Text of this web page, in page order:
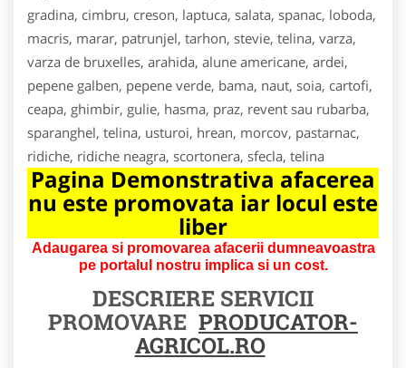
gradina, cimbru, creson, laptuca, salata, spanac, loboda,
macris, marar, patrunjel, tarhon, stevie, telina, varza,
varza de bruxelles, arahida, alune americane, ardei,
pepene galben, pepene verde, bama, naut, soia, cartofi,
ceapa, ghimbir, gulie, hasma, praz, revent sau rubarba,
sparanghel, telina, usturoi, hrean, morcov, pastarnac,
ridiche, ridiche neagra, scortonera, sfecla, telina
Pagina Demonstrativa afacerea
nu este promovata iar locul este
liber
Adaugarea si promovarea afacerii dumneavoastra
pe portalul nostru implica si un cost.
DESCRIERE SERVICII
PROMOVARE PRODUCATOR-
AGRICOL.RO